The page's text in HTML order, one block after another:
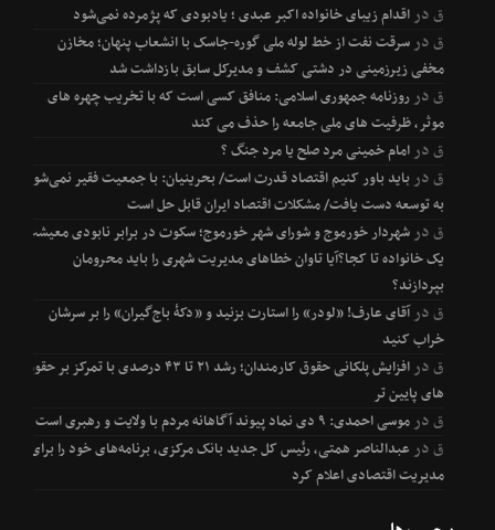
قدراقدام زیبای خانواده اکبر عبدی ؛ یادبودی که پژمرده نمی‌شود
قدرسرقت نفت از خط لوله ملی گوره-جاسک با انشعاب پنهان؛ مخازن
مخفی زیرزمینی در دشتی کشف و مدیرکل سابق بازداشت شد
قدرروزنامه جمهوری اسلامی: منافق کسی است که با تخریب چهره های
موثر، ظرفیت های ملی جامعه را حذف می کند
قدرامام خمینی مرد صلح یا مرد جنگ ؟
قدرباید باور کنیم اقتصاد قدرت است/ بحرینیان: با جمعیت فقیر نمی‌شود
به توسعه دست یافت/ مشکلات اقتصاد ایران قابل حل است
قدرشهردار خورموج و شورای شهر خورموج؛ سکوت در برابر نابودی معیشت
یک خانواده تا کجا؟آیا تاوان خطاهای مدیریت شهری را باید محرومان
بپردازند؟
قدرآقای عارف! «لودر» را استارت بزنید و «دکۀ باج‌گیران» را بر سرشان
خراب کنید
قدر
افزایش پلکانی حقوق کارمندان؛ رشد ۲۱ تا ۴۳ درصدی با تمرکز بر حقوق
های پایین تر
قدرموسی احمدی: ۹ دی نماد پیوند آگاهانه مردم با ولایت و رهبری است
قدرعبدالناصر همتی، رئیس کل جدید بانک مرکزی، برنامه‌های خود را برای
مدیریت اقتصادی اعلام کرد